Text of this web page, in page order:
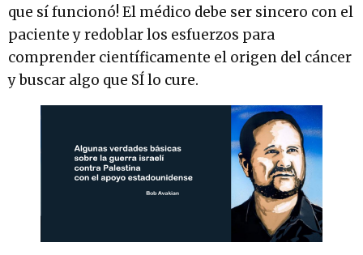
que sí funcionó! El médico debe ser sincero con el
paciente y redoblar los esfuerzos para
comprender científicamente el origen del cáncer
y buscar algo que SÍ lo cure.